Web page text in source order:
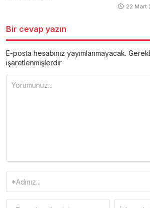
22 Mart
Bir cevap yazın
E-posta hesabınız yayımlanmayacak.
işaretlenmişlerdir